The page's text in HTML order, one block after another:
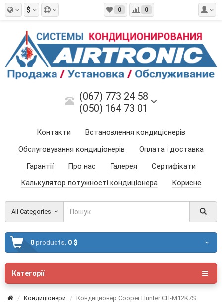
$ 0 0
(067) 773 24 58
(050) 164 73 01
Контакти
Встановлення кондиціонерів
Обслуговування кондиціонерів
Оплата і доставка
Гарантії
Про нас Галерея
Сертифікати
Калькулятор потужності кондиціонера
Корисне
All Categories
0products, 0 $
Категорії
Кондиціонери
Кондиционер Cooper Hunter CH-M12K7S